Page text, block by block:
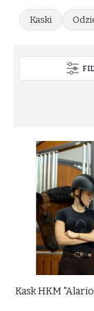
Kaski
Kask HKM